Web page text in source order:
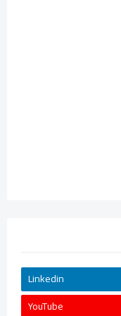
Linkedin
YouTube